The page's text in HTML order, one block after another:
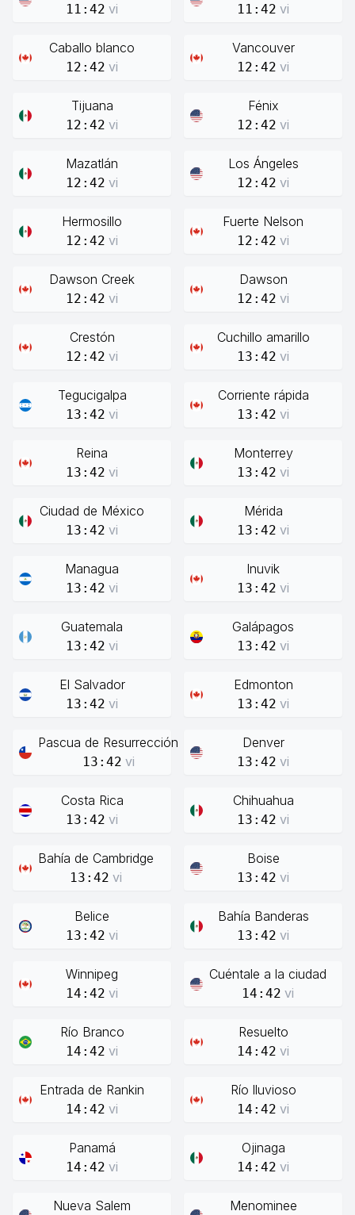
11:42 vi 11:42 vi
Caballo blanco
12:42 vi
Vancouver
12:42 vi
Tijuana
12:42 vi
Fénix
12:42 vi
Mazatlán
12:42 vi
Los Ángeles
12:42 vi
Hermosillo
12:42 vi
Fuerte Nelson
12:42 vi
Dawson Creek
12:42 vi
Dawson
12:42 vi
Crestón
12:42 vi
Cuchillo amarillo
13:42 vi
Tegucigalpa
13:42 vi
Corriente rápida
13:42 vi
Reina
13:42 vi
Monterrey
13:42 vi
Ciudad de México
13:42 vi
Mérida
13:42 vi
Managua
13:42 vi
Inuvik
13:42 vi
Guatemala
13:42 vi
Galápagos
13:42 vi
El Salvador
13:42 vi
Edmonton
13:42 vi
Pascua de Resurrección
13:42 vi
Denver
13:42 vi
Costa Rica
13:42 vi
Chihuahua
13:42 vi
Bahía de Cambridge
13:42 vi
Boise
13:42 vi
Belice
13:42 vi
Bahía Banderas
13:42 vi
Winnipeg
14:42 vi
Cuéntale a la ciudad
14:42 vi
Río Branco
14:42 vi
Resuelto
14:42 vi
Entrada de Rankin
14:42 vi
Río lluvioso
14:42 vi
Panamá
14:42 vi
Ojinaga
14:42 vi
Nueva Salem Menominee